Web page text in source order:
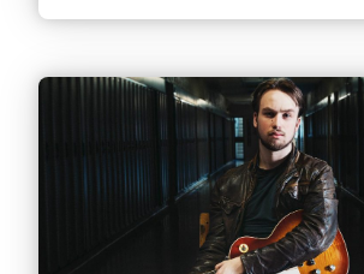
de
Audet
(gratuit)
Spectacle